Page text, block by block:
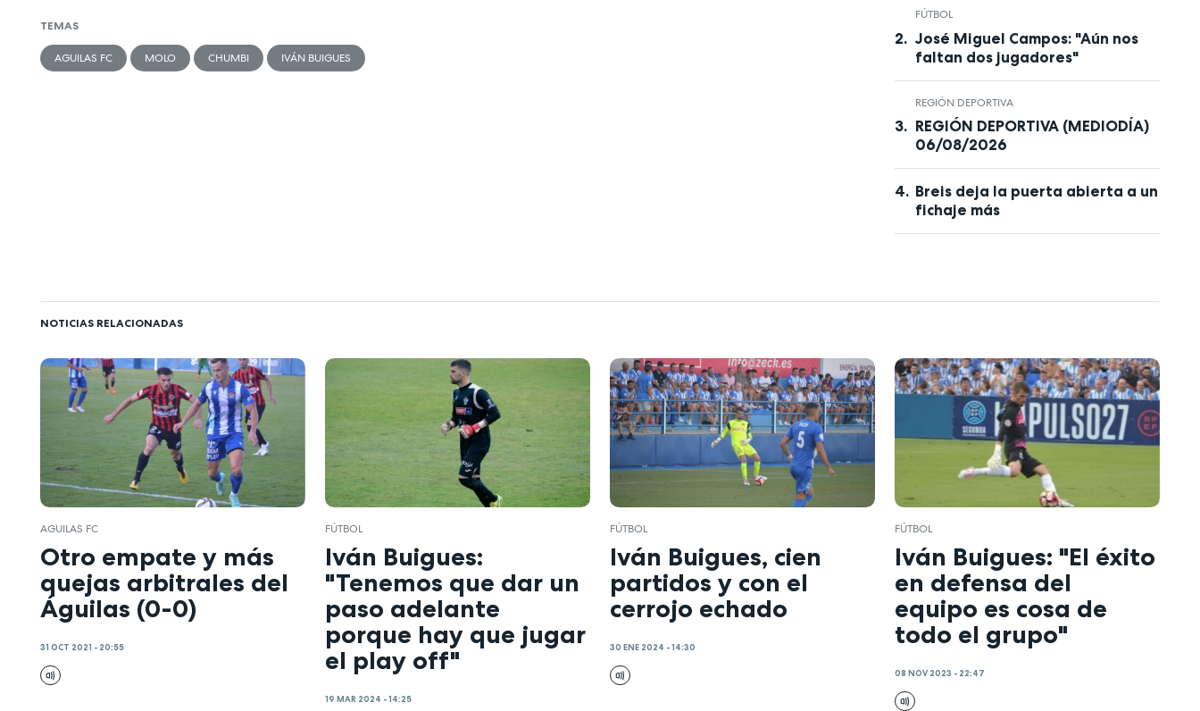
TEMAS
AGUILAS FC MOLO CHUMBI IVÁN BUIGUES
FÚTBOL
José Miguel Campos: "Aún nos
faltan dos jugadores"
REGIÓN DEPORTIVA
REGIÓN DEPORTIVA (MEDIODÍA)
06/08/2026
Breis deja la puerta abierta a un
fichaje más
NOTICIAS RELACIONADAS
AGUILAS FC
Otro empate y más
quejas arbitrales del
Águilas (0-0)
31 OCT 2021 - 20:55
FÚTBOL
Iván Buigues:
"Tenemos que dar un
paso adelante
porque hay que jugar
el play off"
19 MAR 2024 - 14:25
FÚTBOL
Iván Buigues, cien
partidos y con el
cerrojo echado
30 ENE 2024 - 14:30
FÚTBOL
Iván Buigues: "El éxito
en defensa del
equipo es cosa de
todo el grupo"
08 NOV 2023 - 22:47